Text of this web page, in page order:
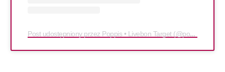
Post udostępniony przez Poppis • Livebon Target (@poppis.ink)